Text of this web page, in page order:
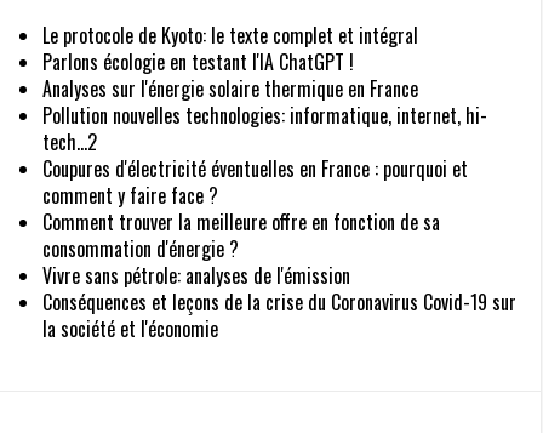
Le protocole de Kyoto: le texte complet et intégral
Parlons écologie en testant l'IA ChatGPT !
Analyses sur l'énergie solaire thermique en France
Pollution nouvelles technologies: informatique, internet, hi-
tech...2
Coupures d'électricité éventuelles en France : pourquoi et
comment y faire face ?
Comment trouver la meilleure offre en fonction de sa
consommation d'énergie ?
Vivre sans pétrole: analyses de l'émission
Conséquences et leçons de la crise du Coronavirus Covid-19 sur
la société et l'économie